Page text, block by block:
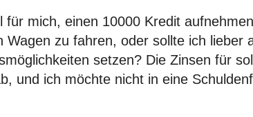
für mich, einen 10000 Kredit
Wagen zu fahren, oder sollte ich lieber
setzen? Die Zinsen für
und ich möchte nicht in eine